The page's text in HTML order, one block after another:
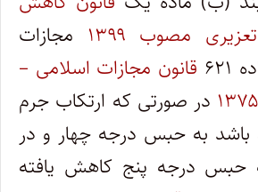
مصوب ۱۳۹۹
مجازات
قانون مجازات اسلامی –
در صورتی که ارتکاب جرم
باشد به حبس درجه چهار و در
حبس درجه پنج کاهش یافته